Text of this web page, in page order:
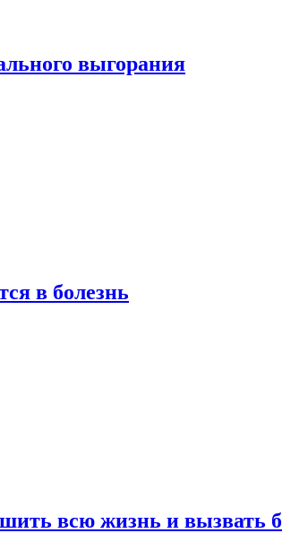
выгорания
в болезнь
всю жизнь и вызвать